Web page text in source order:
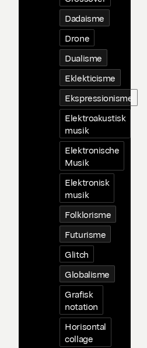
Dadaisme
Drone
Dualisme
Eklekticisme
Ekspressionisme
Elektroakustisk
musik
Elektronische
Musik
Elektronisk
musik
Folklorisme
Futurisme
Glitch
Globalisme
Grafisk
notation
Horisontal
collage